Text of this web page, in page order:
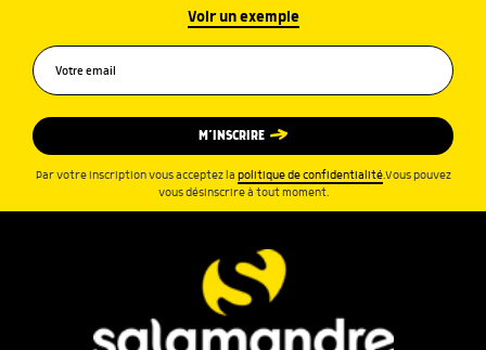
Voir un exemple
M’INSCRIRE
Par votre inscription vous acceptez la politique de confidentialité.Vous pouvez
vous désinscrire à tout moment.